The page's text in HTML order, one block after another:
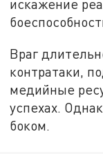
искажение
Враг
контратаки,
медийные
успехах.
боком.